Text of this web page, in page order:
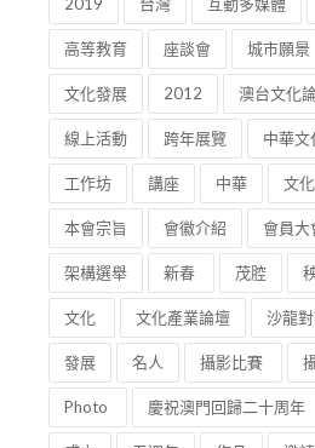
Voting Procedures 澳門
2019 台灣 互動多媒體
高等教育 座談會 城市願景
文化發展 2012 澳台文化
線上活動 跨年展覽 中華文化
工作坊 講座 中華 文化
本會宗旨 會徽介紹 會員大
架構選舉 新春
文化 文化產業論壇 沙龍
發展 名人 攝影比賽